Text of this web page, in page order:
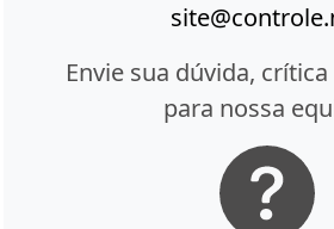
Envie sua dúvida,
para nossa